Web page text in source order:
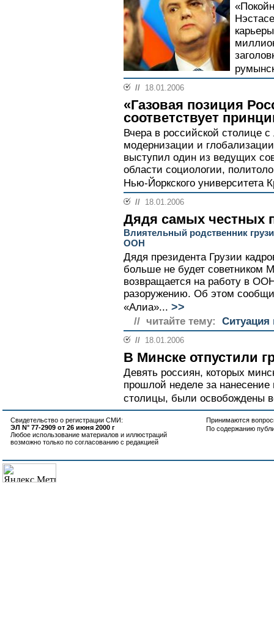
// 18.01.2006
«Газовая позиция
соответствует
Вчера в российской столице
модернизации и
выступил один из ведущих
области социологии,
Нью-Йоркского университета
// 18.01.2006
Дядя самых честных
Влиятельный родственник
ООН
Дядя президента Грузии
больше не будет советником
возвращается на работу в
разоружению. Об этом
«Алиа»... >>
// читайте тему: Ситуация
// 18.01.2006
В Минске отпустили
Девять россиян, которых
прошлой неделе за
столицы, были освобождены
Свидетельство о регистрации СМИ:
ЭЛ N° 77-2909 от 26 июня 2000 г
Любое использование материалов и иллюстраций
возможно только по согласованию с редакцией
Принимаются
По содержанию